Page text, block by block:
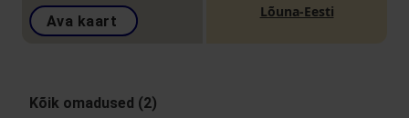
Ava kaart
Lõuna-Eesti
Kõik omadused (2)